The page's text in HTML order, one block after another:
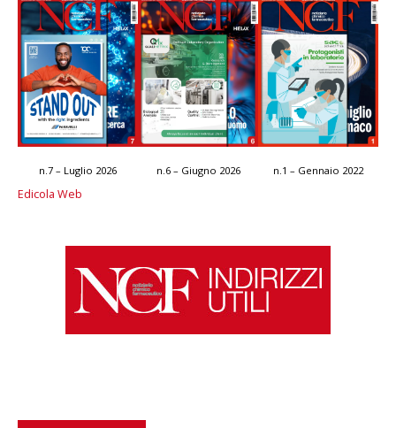
n.7 – Luglio 2026 n.6 – Giugno 2026 n.1 – Gennaio 2022
Edicola Web